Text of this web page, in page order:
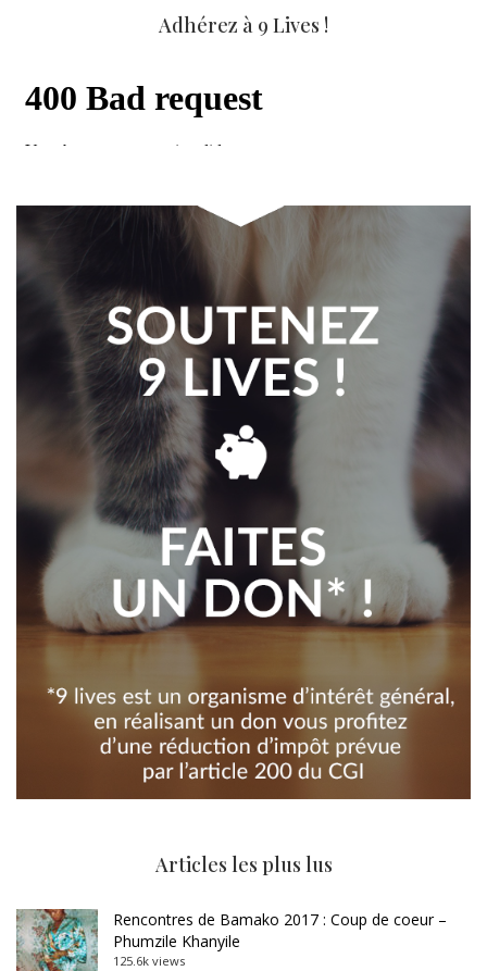
Adhérez à 9 Lives !
Articles les plus lus
Rencontres de Bamako 2017 : Coup de coeur –
Phumzile Khanyile
125.6k views